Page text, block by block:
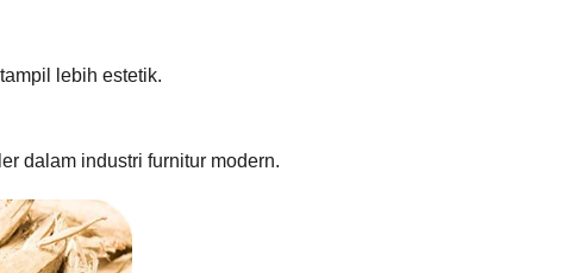
lebih estetik.
dalam industri furnitur modern.